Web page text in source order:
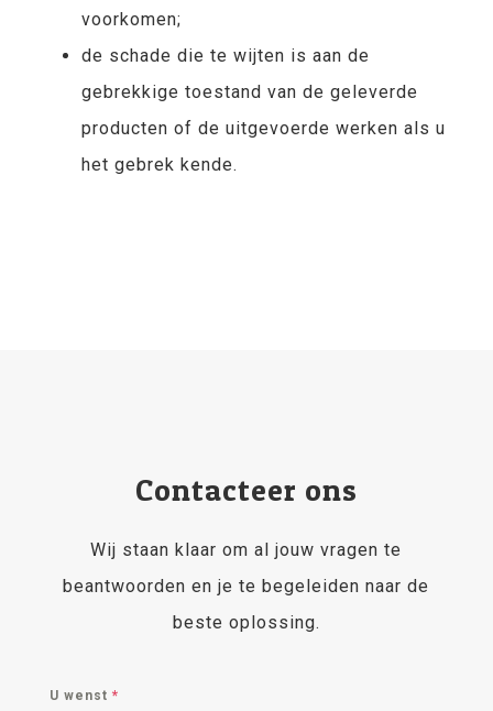
voorkomen;
de schade die te wijten is aan de
gebrekkige toestand van de geleverde
producten of de uitgevoerde werken als u
het gebrek kende.
Contacteer ons
Wij staan klaar om al jouw vragen te
beantwoorden en je te begeleiden naar de
beste oplossing.
U wenst *